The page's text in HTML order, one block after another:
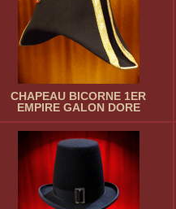
CHAPEAU BICORNE 1ER
EMPIRE GALON DORE